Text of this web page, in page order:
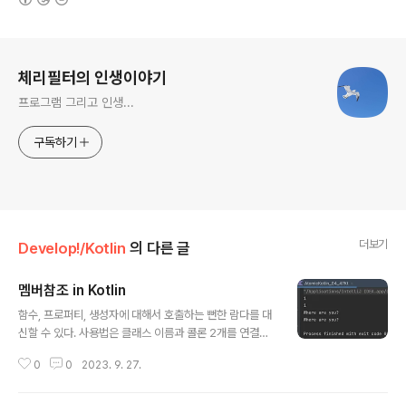
체리필터의 인생이야기
프로그램 그리고 인생...
구독하기
Develop!/Kotlin 의 다른 글 더보기
멤버참조 in Kotlin
함수, 프로퍼티, 생성자에 대해서 호출하는 뻔한 람다를 대
신할 수 있다. 사용법은 클래스 이름과 콜론 2개를 연결시
볼 수 있다. data class Message( val sender: Strin
0 0 2023. 9. 27.